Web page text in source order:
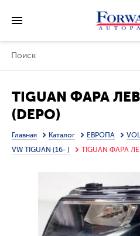
TIGUAN ФАРА
(DEPO)
Главная Каталог ЕВРОПА
VW TIGUAN (16- )
TIGUAN ФАРА